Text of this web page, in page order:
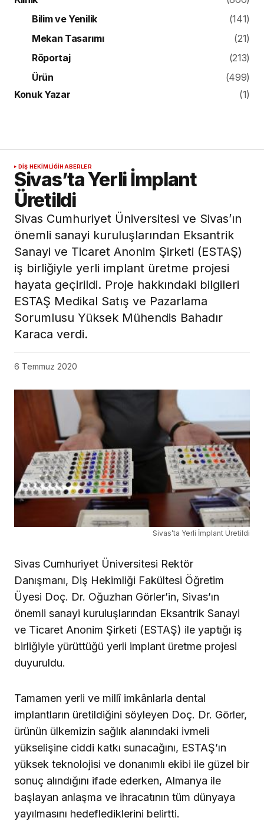
Bilim ve Yenilik
(141)
Mekan Tasarımı
(21)
Röportaj
(213)
Ürün
(499)
Konuk Yazar
(1)
DIŞ HEKIMLIĞIHABERLER
Sivas’ta Yerli İmplant
Üretildi
Sivas Cumhuriyet Üniversitesi ve Sivas’ın
önemli sanayi kuruluşlarından Eksantrik
Sanayi ve Ticaret Anonim Şirketi (ESTAŞ)
iş birliğiyle yerli implant üretme projesi
hayata geçirildi. Proje hakkındaki bilgileri
ESTAŞ Medikal Satış ve Pazarlama
Sorumlusu Yüksek Mühendis Bahadır
Karaca verdi.
6 Temmuz 2020
Sivas’ta Yerli İmplant Üretildi
Sivas Cumhuriyet Üniversitesi Rektör
Danışmanı, Diş Hekimliği Fakültesi Öğretim
Üyesi Doç. Dr. Oğuzhan Görler’in, Sivas’ın
önemli sanayi kuruluşlarından Eksantrik Sanayi
ve Ticaret Anonim Şirketi (ESTAŞ) ile yaptığı iş
birliğiyle yürüttüğü yerli implant üretme projesi
duyuruldu.
Tamamen yerli ve millî imkânlarla dental
implantların üretildiğini söyleyen Doç. Dr. Görler,
ürünün ülkemizin sağlık alanındaki ivmeli
yükselişine ciddi katkı sunacağını, ESTAŞ’ın
yüksek teknolojisi ve donanımlı ekibi ile güzel bir
sonuç alındığını ifade ederken, Almanya ile
başlayan anlaşma ve ihracatının tüm dünyaya
yayılmasını hedeflediklerini belirtti.